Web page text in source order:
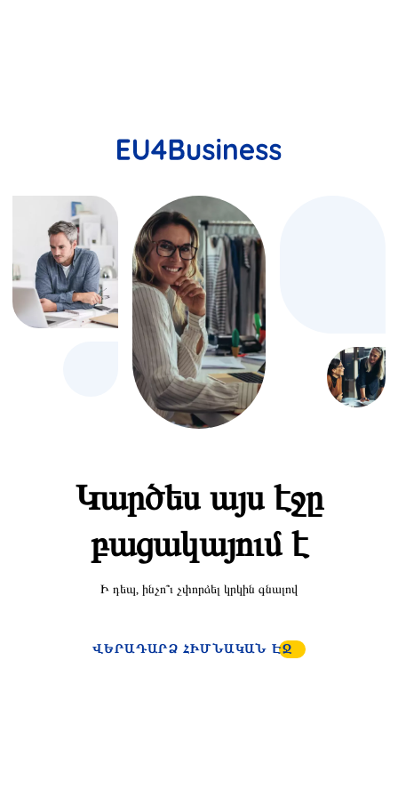
Կարծես այս էջը
բացակայում է
Ի դեպ, ինչո՞ւ չփորձել կրկին գնալով
ՎԵՐԱԴԱՐՁ ՀԻՄՆԱԿԱՆ ԷՋ